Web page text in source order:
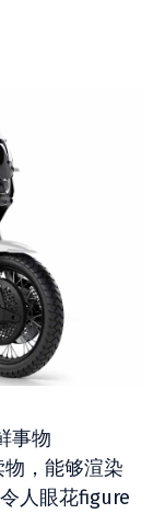
事物
，能够渲染
人眼花figure